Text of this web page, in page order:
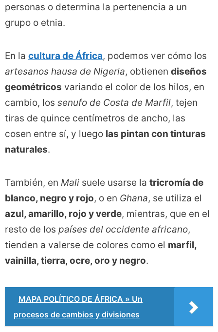
personas o determina la pertenencia a un
grupo o etnia.
En la cultura de África, podemos ver cómo los
artesanos hausa de Nigeria, obtienen diseños
geométricos variando el color de los hilos, en
cambio, los senufo de Costa de Marfil, tejen
tiras de quince centímetros de ancho, las
cosen entre sí, y luego las pintan con tinturas
naturales.
También, en Mali suele usarse la tricromía de
blanco, negro y rojo, o en Ghana, se utiliza el
azul, amarillo, rojo y verde, mientras, que en el
resto de los países del occidente africano,
tienden a valerse de colores como el marfil,
vainilla, tierra, ocre, oro y negro.
MAPA POLÍTICO DE ÁFRICA » Un
procesos de cambios y divisiones